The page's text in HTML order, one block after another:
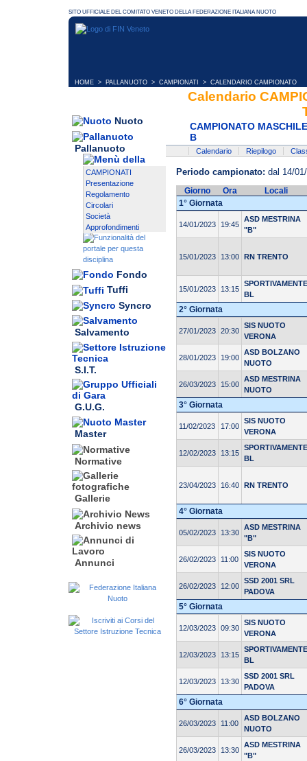
HOME > PALLANUOTO > CAMPIONATI > CALENDARIO CAMPIONATO
Nuoto
Pallanuoto
CAMPIONATI
Presentazione
Regolamento
Circolari
Società
Approfondimenti
Fondo
Tuffi
Syncro
Salvamento
S.I.T.
G.U.G.
Master
Normative
Gallerie
Archivio news
Annunci
Calendario
CAMPIONATO
B
Calendario Riepilogo
Periodo campionato: dal 14/
Giorno Ora
Locali
1° Giornata
14/01/2023 19:45
ASD MESTRINA
"B"
15/01/2023 13:00 RN TRENTO
15/01/2023 13:15
SPORTIVAMENTE
BL
2° Giornata
27/01/2023 20:30
SIS NUOTO
VERONA
28/01/2023 19:00
ASD BOLZANO
NUOTO
26/03/2023 15:00
ASD MESTRINA
NUOTO
3° Giornata
11/02/2023 17:00
SIS NUOTO
VERONA
12/02/2023 13:15
SPORTIVAMENTE
BL
23/04/2023 16:40 RN TRENTO
4° Giornata
05/02/2023 13:30
ASD MESTRINA
"B"
26/02/2023 11:00
SIS NUOTO
VERONA
26/02/2023 12:00
SSD 2001 SRL
PADOVA
5° Giornata
12/03/2023 09:30
SIS NUOTO
VERONA
12/03/2023 13:15
SPORTIVAMENTE
BL
12/03/2023 13:30
SSD 2001 SRL
PADOVA
6° Giornata
26/03/2023 11:00
ASD BOLZANO
NUOTO
26/03/2023 13:30
ASD MESTRINA
"B"